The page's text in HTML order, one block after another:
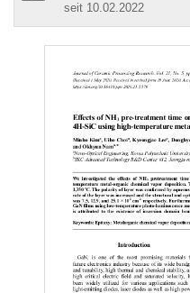
seit 10.02.2022